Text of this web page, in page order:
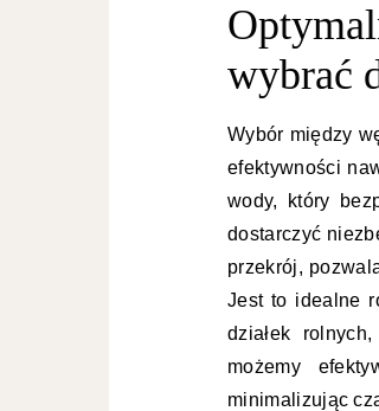
wybrać
Wybór między
efektywności
wody, który
dostarczyć
przekrój,
Jest to idealne
działek
możemy
minimalizując